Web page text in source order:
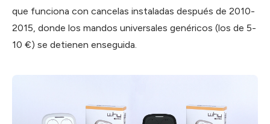
que funciona con cancelas instaladas después de 2010-
2015, donde los mandos universales genéricos (los de 5-
10 €) se detienen enseguida.